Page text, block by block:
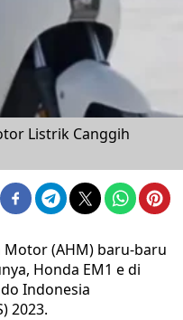
Listrik Canggih
Motor (AHM) baru-baru
Honda EM1 e di
Indonesia
2023.